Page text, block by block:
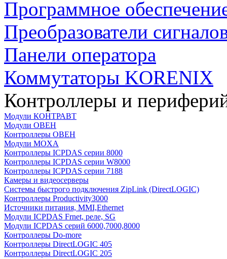
Программное
Преобразователи
Панели оператора
Коммутаторы KORENIX
Контроллеры и
Модули КОНТРАВТ
Модули ОВЕН
Контроллеры ОВЕН
Модули MOXA
Контроллеры ICPDAS серии 8000
Контроллеры ICPDAS серии W8000
Контроллеры ICPDAS серии 7188
Камеры и видеосерверы
Системы быстрого подключения ZipLink (DirectLOGIC)
Контроллеры Productivity3000
Источники питания, MMI,Ethernet
Модули ICPDAS Frnet, реле, SG
Модули ICPDAS серий 6000,7000,8000
Контроллеры Do-more
Контроллеры DirectLOGIC 405
Контроллеры DirectLOGIC 205